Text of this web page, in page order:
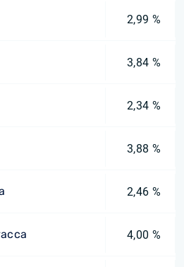
2,99 %
3,84 %
2,34 %
3,88 %
2,46 %
4,00 %